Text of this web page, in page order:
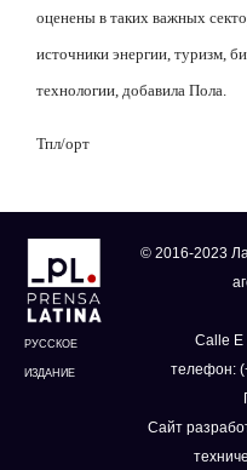
оценены в таких важных
источники энергии, туризм,
технологии, добавила Пола.
Тпл/орт
РУССКОЕ
ИЗДАНИЕ
© 2016-2023
Calle
телефон:
Сайт